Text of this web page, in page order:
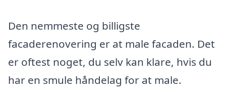
Den nemmeste og billigste
facaderenovering er at male facaden. Det
er oftest noget, du selv kan klare, hvis du
har en smule håndelag for at male.